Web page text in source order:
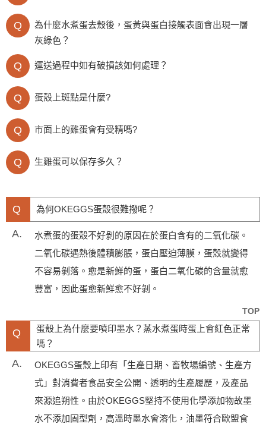
Q
為什麼水煮蛋去殼後，蛋黃與蛋白接觸表面會出現一層
灰綠色？
Q 運送過程中如有破損該如何處理？
Q 蛋殼上斑點是什麼?
Q 市面上的雞蛋會有受精嗎?
Q 生雞蛋可以保存多久？
Q 為何OKEGGS蛋殼很難撥呢？
A.
水煮蛋的蛋殼不好剝的原因在於蛋白含有的二氧化碳。
二氧化碳遇熱後體積膨脹，蛋白壓迫薄膜，蛋殼就變得
不容易剝落。愈是新鮮的蛋，蛋白二氧化碳的含量就愈
豐富，因此蛋愈新鮮愈不好剝。
TOP
Q
蛋殼上為什麼要噴印墨水？蒸水煮蛋時蛋上會紅色正常
嗎？
A.
OKEGGS蛋殼上印有「生產日期、畜牧場編號、生產方
式」對消費者食品安全公開、透明的生產履歷，及產品
來源追朔性。由於OKEGGS堅持不使用化學添加物故墨
水不添加固型劑，高溫時墨水會溶化，油墨符合歐盟食